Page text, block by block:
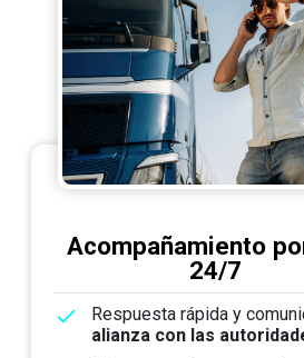
Acompañamiento
24/7
Respuesta rápida y
alianza con las